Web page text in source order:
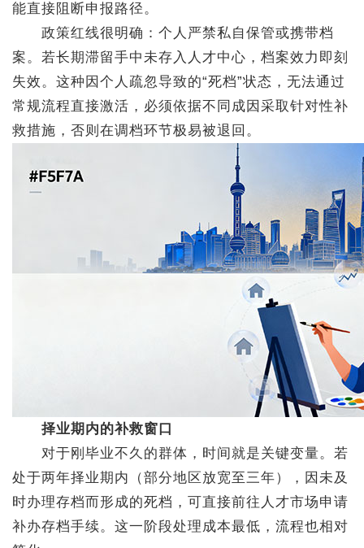
能直接阻断申报路径。
政策红线很明确：个人严禁私自保管或携带档
案。若长期滞留手中未存入人才中心，档案效力即刻
失效。这种因个人疏忽导致的“死档”状态，无法通过
常规流程直接激活，必须依据不同成因采取针对性补
救措施，否则在调档环节极易被退回。
择业期内的补救窗口
对于刚毕业不久的群体，时间就是关键变量。若
处于两年择业期内（部分地区放宽至三年），因未及
时办理存档而形成的死档，可直接前往人才市场申请
补办存档手续。这一阶段处理成本最低，流程也相对